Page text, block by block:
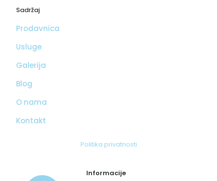
Sadržaj
Prodavnica
Usluge
Galerija
Blog
O nama
Kontakt
Politika privatnosti
Informacije